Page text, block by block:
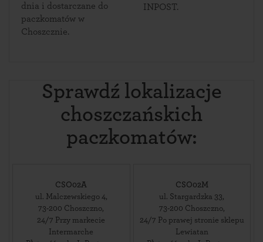
dnia i dostarczane do
paczkomatów w
Choszcznie.
INPOST.
Sprawdź lokalizacje
choszczańskich
paczkomatów:
CSO02A
ul. Malczewskiego 4,
73-200 Choszczno,
24/7 Przy markecie
Intermarche
CSO02M
ul. Stargardzka 33,
73-200 Choszczno,
24/7 Po prawej stronie sklepu
Lewiatan